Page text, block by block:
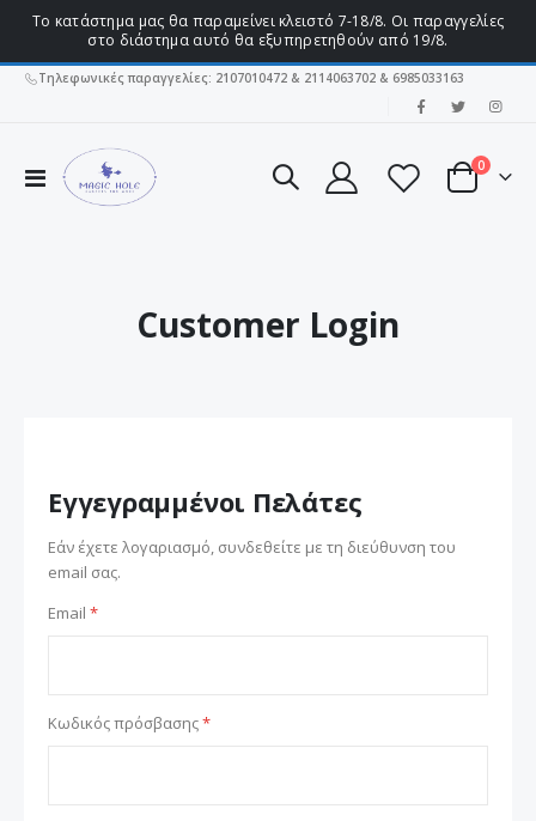
Το κατάστημα μας θα παραμείνει κλειστό 7-18/8. Οι παραγγελίες
στο διάστημα αυτό θα εξυπηρετηθούν από 19/8.
Τηλεφωνικές παραγγελίες: 2107010472 & 2114063702 & 6985033163
Εναλλαγή
Πλοήγησης
Cart
0
Customer Login
Εγγεγραμμένοι Πελάτες
Εάν έχετε λογαριασμό, συνδεθείτε με τη διεύθυνση του
email σας.
Email
Κωδικός πρόσβασης